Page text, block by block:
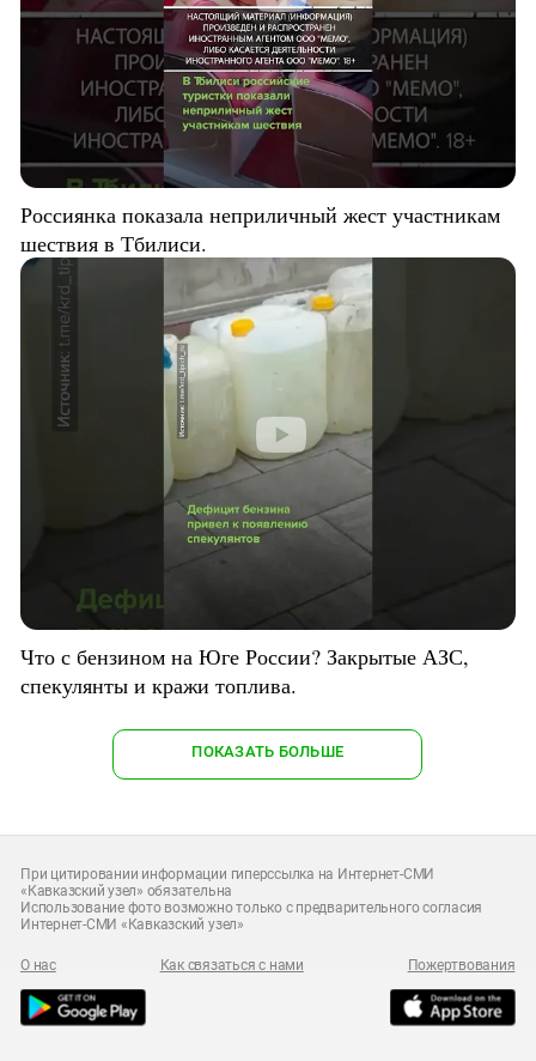
Россиянка показала неприличный жест участникам
шествия в Тбилиси.
Что с бензином на Юге России? Закрытые АЗС,
спекулянты и кражи топлива.
ПОКАЗАТЬ БОЛЬШЕ
При цитировании информации гиперссылка на Интернет-СМИ
«Кавказский узел» обязательна
Использование фото возможно только с предварительного согласия
Интернет-СМИ «Кавказский узел»
О нас Как связаться с нами Пожертвования